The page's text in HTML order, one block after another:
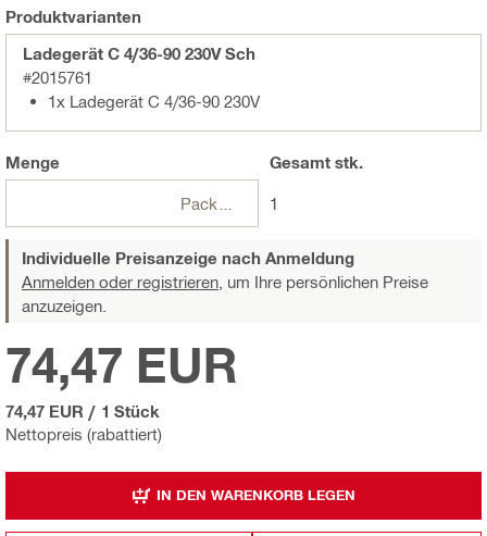
Produktvarianten
Ladegerät C 4/36-90 230V Sch
#2015761
1x Ladegerät C 4/36-90 230V
Menge
Packungen
Gesamtstk.
1
Individuelle Preisanzeige nach Anmeldung
Anmelden oder registrieren, um Ihre persönlichen Preise
anzuzeigen.
Nettopreis (rabattiert)
74,47 EUR
74,47 EUR / 1 Stück
IN DEN WARENKORB LEGEN